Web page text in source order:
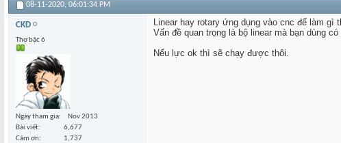
08-11-2020, 06:01:34 PM
CKD
Thợ bậc 6
Ngày tham gia
Nov 2013
Bài viết
6,677
Cám ơn
1,737
Linear hay rotary ứng dụng vào cnc để làm gì
Vấn đề quan trọng là bộ linear mà bạn dùng
Nếu lực ok thì sẽ chạy được thôi.